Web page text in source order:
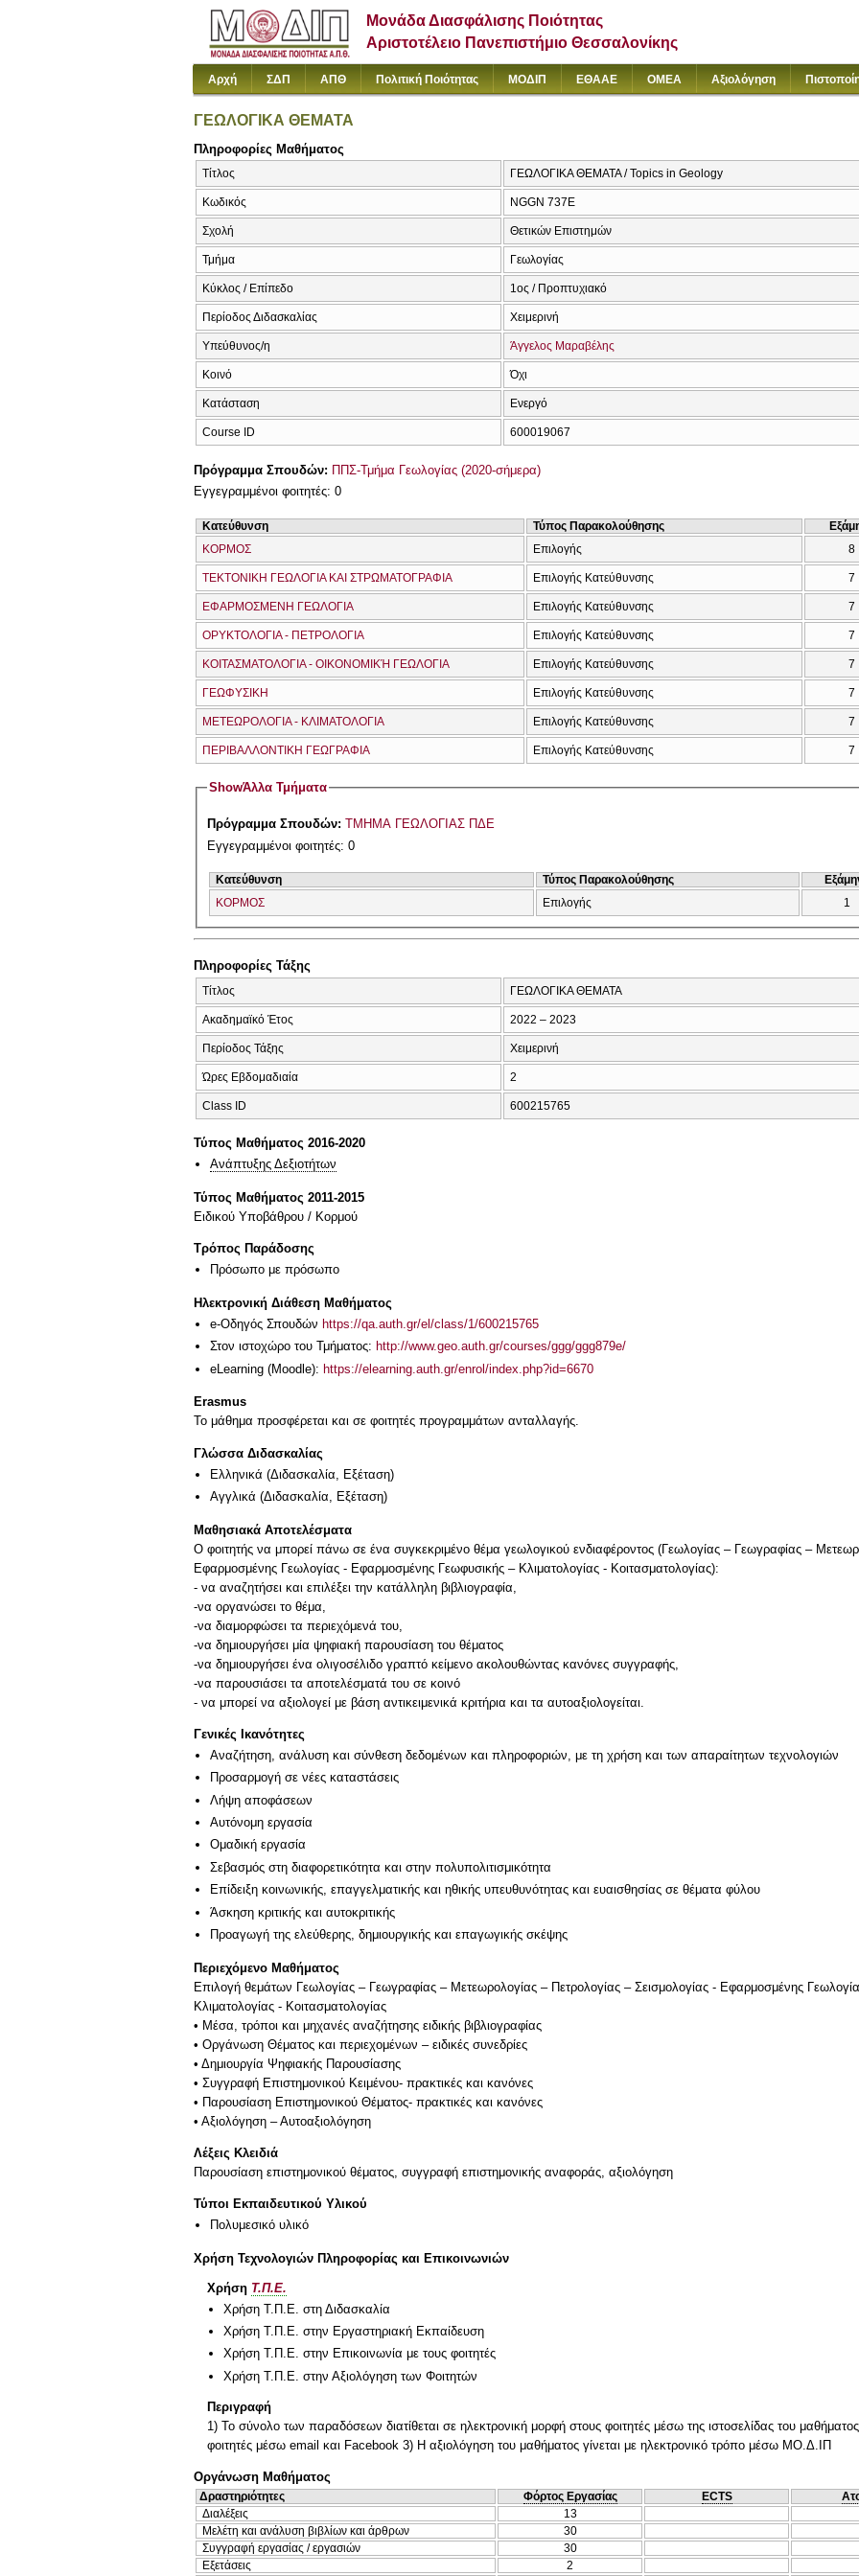
Μονάδα Διασφάλισης Ποιότητας
Αριστοτέλειο Πανεπιστήμιο Θεσσαλονίκης
Αρχή ΣΔΠ ΑΠΘ Πολιτική Ποιότητας ΜΟΔΙΠ ΕΘΑΑΕ ΟΜΕΑ Αξιολόγηση
ΓΕΩΛΟΓΙΚΑ ΘΕΜΑΤΑ
Πληροφορίες Μαθήματος
Τίτλος ΓΕΩΛΟΓΙΚΑ ΘΕΜΑΤΑ / Topics in Geology
Κωδικός NGGN 737Ε
Σχολή Θετικών Επιστημών
Τμήμα Γεωλογίας
Κύκλος / Επίπεδο 1ος / Προπτυχιακό
Περίοδος Διδασκαλίας Χειμερινή
Υπεύθυνος/η Άγγελος Μαραβέλης
Κοινό Όχι
Κατάσταση Ενεργό
Course ID 600019067
Πρόγραμμα Σπουδών: ΠΠΣ-Τμήμα Γεωλογίας (2020-σήμερα)
Εγγεγραμμένοι φοιτητές: 0
Κατεύθυνση Τύπος Παρακολούθησης
ΚΟΡΜΟΣ
Επιλογής 8
ΤΕΚΤΟΝΙΚΗ ΓΕΩΛΟΓΙΑ ΚΑΙ ΣΤΡΩΜΑΤΟΓΡΑΦΙΑ Επιλογής Κατεύθυνσης 7
ΕΦΑΡΜΟΣΜΕΝΗ ΓΕΩΛΟΓΙΑ Επιλογής Κατεύθυνσης 7
ΟΡΥΚΤΟΛΟΓΙΑ - ΠΕΤΡΟΛΟΓΙΑ Επιλογής Κατεύθυνσης 7
ΚΟΙΤΑΣΜΑΤΟΛΟΓΙΑ - ΟΙΚΟΝΟΜΙΚΉ ΓΕΩΛΟΓΙΑ Επιλογής Κατεύθυνσης 7
ΓΕΩΦΥΣΙΚΗ Επιλογής Κατεύθυνσης 7
ΜΕΤΕΩΡΟΛΟΓΙΑ - ΚΛΙΜΑΤΟΛΟΓΙΑ Επιλογής Κατεύθυνσης 7
ΠΕΡΙΒΑΛΛΟΝΤΙΚΗ ΓΕΩΓΡΑΦΙΑ Επιλογής Κατεύθυνσης 7
ShowΆλλα Τμήματα
Πρόγραμμα Σπουδών:ΤΜΗΜΑ ΓΕΩΛΟΓΙΑΣ ΠΔΕ
Εγγεγραμμένοι φοιτητές: 0
Κατεύθυνση Τύπος Παρακολούθησης
ΚΟΡΜΟΣ
Επιλογής 1
Πληροφορίες Τάξης
Τίτλος ΓΕΩΛΟΓΙΚΑ ΘΕΜΑΤΑ
Ακαδημαϊκό Έτος 2022 – 2023
Περίοδος Τάξης Χειμερινή
Ώρες Εβδομαδιαία 2
Class ID 600215765
Τύπος Μαθήματος 2016-2020
Ανάπτυξης Δεξιοτήτων
Τύπος Μαθήματος 2011-2015
Ειδικού Υποβάθρου / Κορμού
Τρόπος Παράδοσης
Πρόσωπο με πρόσωπο
Ηλεκτρονική Διάθεση Μαθήματος
e-Οδηγός Σπουδών https://qa.auth.gr/el/class/1/600215765
Στον ιστοχώρο του Τμήματος: http://www.geo.auth.gr/courses/ggg/ggg879e/
eLearning (Moodle): https://elearning.auth.gr/enrol/index.php?id=6670
Erasmus
Το μάθημα προσφέρεται και σε φοιτητές προγραμμάτων ανταλλαγής.
Γλώσσα Διδασκαλίας
Ελληνικά (Διδασκαλία, Εξέταση)
Αγγλικά (Διδασκαλία, Εξέταση)
Μαθησιακά Αποτελέσματα
Ο φοιτητής να μπορεί πάνω σε ένα συγκεκριμένο θέμα γεωλογικού ενδιαφέροντος (Γεωλογίας – Γεωγραφίας –
Εφαρμοσμένης Γεωλογίας - Εφαρμοσμένης Γεωφυσικής – Κλιματολογίας - Κοιτασματολογίας):
- να αναζητήσει και επιλέξει την κατάλληλη βιβλιογραφία,
-να οργανώσει το θέμα,
-να διαμορφώσει τα περιεχόμενά του,
-να δημιουργήσει μία ψηφιακή παρουσίαση του θέματος
-να δημιουργήσει ένα ολιγοσέλιδο γραπτό κείμενο ακολουθώντας κανόνες συγγραφής,
-να παρουσιάσει τα αποτελέσματά του σε κοινό
- να μπορεί να αξιολογεί με βάση αντικειμενικά κριτήρια και τα αυτοαξιολογείται.
Γενικές Ικανότητες
Αναζήτηση, ανάλυση και σύνθεση δεδομένων και πληροφοριών, με τη χρήση και των απαραίτητων τεχνολογιών
Προσαρμογή σε νέες καταστάσεις
Λήψη αποφάσεων
Αυτόνομη εργασία
Ομαδική εργασία
Σεβασμός στη διαφορετικότητα και στην πολυπολιτισμικότητα
Επίδειξη κοινωνικής, επαγγελματικής και ηθικής υπευθυνότητας και ευαισθησίας σε θέματα φύλου
Άσκηση κριτικής και αυτοκριτικής
Προαγωγή της ελεύθερης, δημιουργικής και επαγωγικής σκέψης
Περιεχόμενο Μαθήματος
Επιλογή θεμάτων Γεωλογίας – Γεωγραφίας – Μετεωρολογίας – Πετρολογίας – Σεισμολογίας - Εφαρμοσμένης
Κλιματολογίας - Κοιτασματολογίας
• Μέσα, τρόποι και μηχανές αναζήτησης ειδικής βιβλιογραφίας
• Οργάνωση Θέματος και περιεχομένων – ειδικές συνεδρίες
• Δημιουργία Ψηφιακής Παρουσίασης
• Συγγραφή Επιστημονικού Κειμένου- πρακτικές και κανόνες
• Παρουσίαση Επιστημονικού Θέματος- πρακτικές και κανόνες
• Αξιολόγηση – Αυτοαξιολόγηση
Λέξεις Κλειδιά
Παρουσίαση επιστημονικού θέματος, συγγραφή επιστημονικής αναφοράς, αξιολόγηση
Τύποι Εκπαιδευτικού Υλικού
Πολυμεσικό υλικό
Χρήση Τεχνολογιών Πληροφορίας και Επικοινωνιών
Χρήση Τ.Π.Ε.
Χρήση Τ.Π.Ε. στη Διδασκαλία
Χρήση Τ.Π.Ε. στην Εργαστηριακή Εκπαίδευση
Χρήση Τ.Π.Ε. στην Επικοινωνία με τους φοιτητές
Χρήση Τ.Π.Ε. στην Αξιολόγηση των Φοιτητών
Περιγραφή
1) Το σύνολο των παραδόσεων διατίθεται σε ηλεκτρονική μορφή στους φοιτητές μέσω της ιστοσελίδας του
φοιτητές μέσω email και Facebook 3) Η αξιολόγηση του μαθήματος γίνεται με ηλεκτρονικό τρόπο μέσω ΜΟ.Δ.ΙΠ
Οργάνωση Μαθήματος
Δραστηριότητες Φόρτος Εργασίας ECTS
Διαλέξεις
13
Μελέτη και ανάλυση βιβλίων και άρθρων
30
Συγγραφή εργασίας / εργασιών
30
Εξετάσεις
2